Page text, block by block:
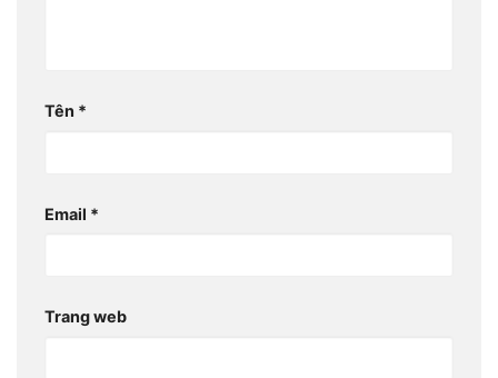
Tên *
Email *
Trang web